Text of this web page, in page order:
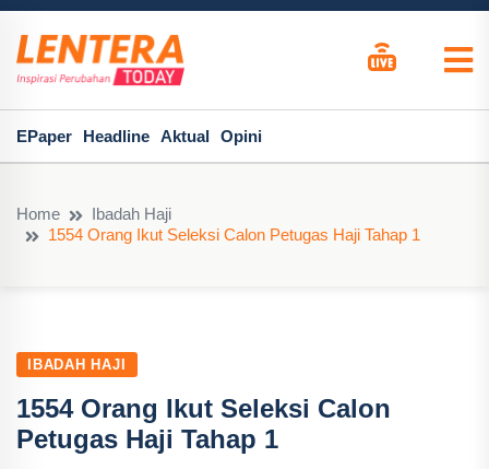
EPaper Headline Aktual Opini
Home
Ibadah Haji
1554 Orang Ikut Seleksi Calon Petugas Haji Tahap 1
IBADAH HAJI
1554 Orang Ikut Seleksi Calon
Petugas Haji Tahap 1